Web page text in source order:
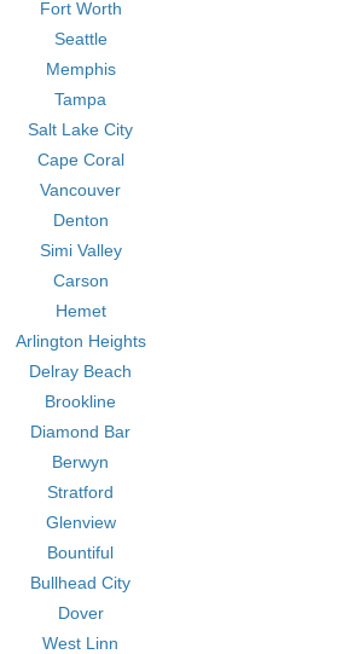
Fort Worth
Seattle
Memphis
Tampa
Salt Lake City
Cape Coral
Vancouver
Denton
Simi Valley
Carson
Hemet
Arlington Heights
Delray Beach
Brookline
Diamond Bar
Berwyn
Stratford
Glenview
Bountiful
Bullhead City
Dover
West Linn